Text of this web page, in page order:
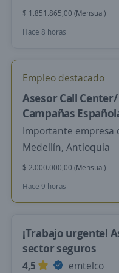
$ 1.851.865,00 (Mensual)
Hace 8 horas
Empleo destacado
Asesor Call
Campañas
Importante empresa
Medellín, Antioquia
$ 2.000.000,00 (Mensual)
Hace 9 horas
¡Trabajo urgente!
sector seguros
4,5
emtelco